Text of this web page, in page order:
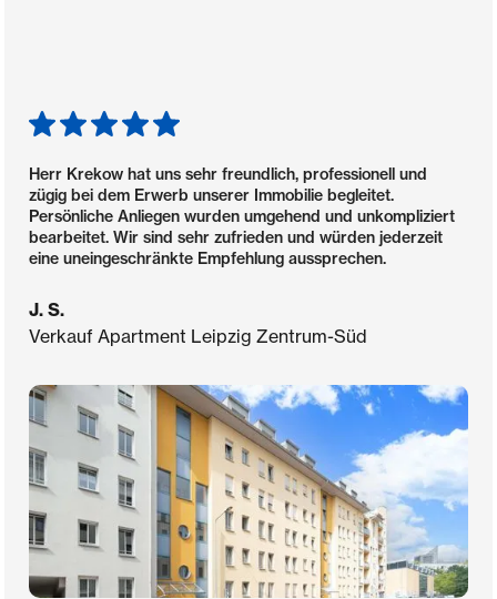
Herr Krekow hat uns sehr freundlich, professionell und
zügig bei dem Erwerb unserer Immobilie begleitet.
Persönliche Anliegen wurden umgehend und unkompliziert
bearbeitet. Wir sind sehr zufrieden und würden jederzeit
eine uneingeschränkte Empfehlung aussprechen.
J. S.
Verkauf Apartment Leipzig Zentrum-Süd